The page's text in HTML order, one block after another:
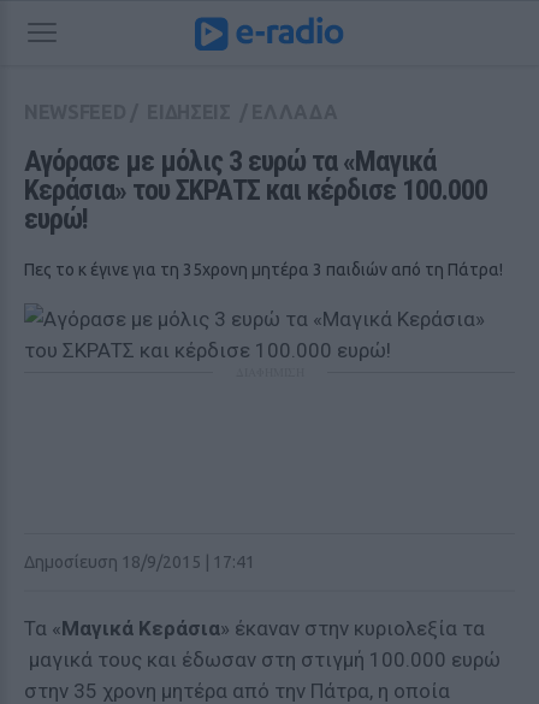
Αγόρασε με μόλις 3 ευρώ τα «Mαγικά
Κεράσια» του ΣΚΡΑΤΣ και κέρδισε 100.000
ευρώ!
Πες το κ έγινε για τη 35χρονη μητέρα 3 παιδιών από τη Πάτρα!
Δημοσίευση 18/9/2015 | 17:41
Τα «Μαγικά Κεράσια» έκαναν στην κυριολεξία τα
μαγικά τους και έδωσαν στη στιγμή 100.000 ευρώ
στην 35 χρονη μητέρα από την Πάτρα, η οποία